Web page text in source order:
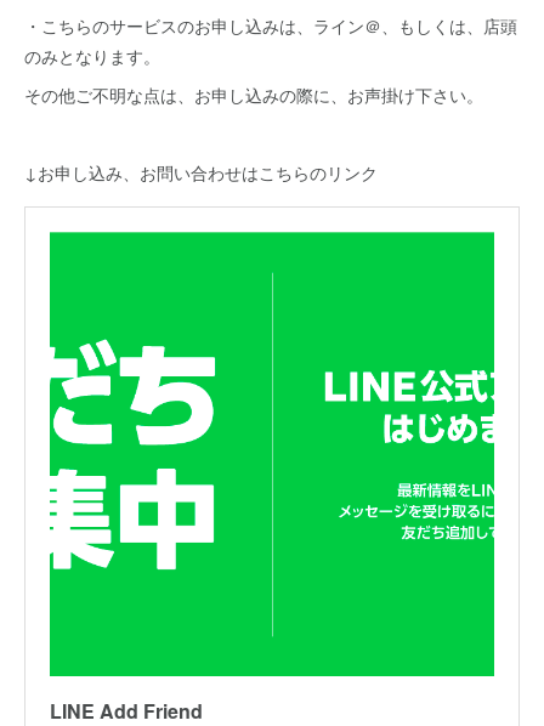
・こちらのサービスのお申し込みは、ライン＠、もしくは、店頭
のみとなります。
その他ご不明な点は、お申し込みの際に、お声掛け下さい。
↓お申し込み、お問い合わせはこちらのリンク
LINE Add Friend